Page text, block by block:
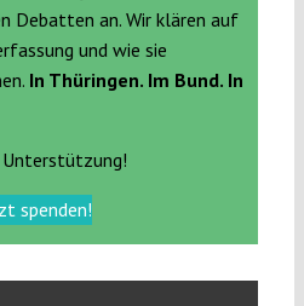
Debatten an. Wir klären auf
und wie sie
In Thüringen. Im Bund. In
spenden!